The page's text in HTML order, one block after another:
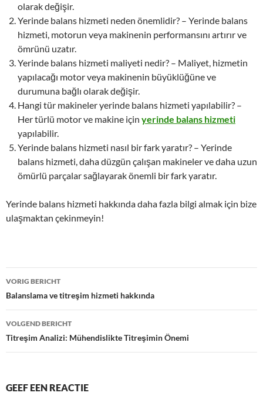
olarak değişir.
Yerinde balans hizmeti neden önemlidir? – Yerinde balans
hizmeti, motorun veya makinenin performansını artırır ve
ömrünü uzatır.
Yerinde balans hizmeti maliyeti nedir? – Maliyet, hizmetin
yapılacağı motor veya makinenin büyüklüğüne ve
durumuna bağlı olarak değişir.
Hangi tür makineler yerinde balans hizmeti yapılabilir? –
Her türlü motor ve makine için yerinde balans hizmeti
yapılabilir.
Yerinde balans hizmeti nasıl bir fark yaratır? – Yerinde
balans hizmeti, daha düzgün çalışan makineler ve daha uzun
ömürlü parçalar sağlayarak önemli bir fark yaratır.
Yerinde balans hizmeti hakkında daha fazla bilgi almak için bize
ulaşmaktan çekinmeyin!
Bericht
navigatie
VORIG BERICHT
Balanslama ve titreşim hizmeti hakkında
VOLGEND BERICHT
Titreşim Analizi: Mühendislikte Titreşimin Önemi
GEEF EEN REACTIE